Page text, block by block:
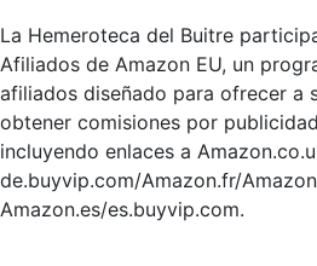
La Hemeroteca del Buitre
Afiliados de Amazon EU, un
afiliados diseñado para ofrecer a
obtener comisiones por
incluyendo enlaces a
de.buyvip.com/Amazon.fr/
Amazon.es/es.buyvip.com.